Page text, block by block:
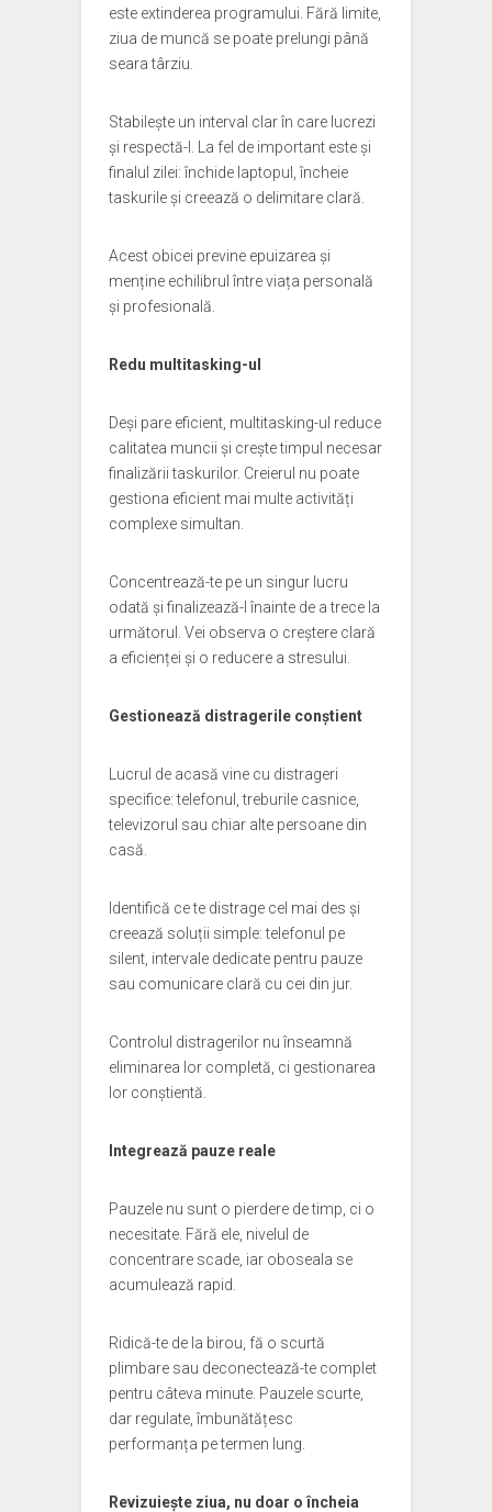
este extinderea programului. Fără limite,
ziua de muncă se poate prelungi până
seara târziu.
Stabilește un interval clar în care lucrezi
și respectă-l. La fel de important este și
finalul zilei: închide laptopul, încheie
taskurile și creează o delimitare clară.
Acest obicei previne epuizarea și
menține echilibrul între viața personală
și profesională.
Redu multitasking-ul
Deși pare eficient, multitasking-ul reduce
calitatea muncii și crește timpul necesar
finalizării taskurilor. Creierul nu poate
gestiona eficient mai multe activități
complexe simultan.
Concentrează-te pe un singur lucru
odată și finalizează-l înainte de a trece la
următorul. Vei observa o creștere clară
a eficienței și o reducere a stresului.
Gestionează distragerile conștient
Lucrul de acasă vine cu distrageri
specifice: telefonul, treburile casnice,
televizorul sau chiar alte persoane din
casă.
Identifică ce te distrage cel mai des și
creează soluții simple: telefonul pe
silent, intervale dedicate pentru pauze
sau comunicare clară cu cei din jur.
Controlul distragerilor nu înseamnă
eliminarea lor completă, ci gestionarea
lor conștientă.
Integrează pauze reale
Pauzele nu sunt o pierdere de timp, ci o
necesitate. Fără ele, nivelul de
concentrare scade, iar oboseala se
acumulează rapid.
Ridică-te de la birou, fă o scurtă
plimbare sau deconectează-te complet
pentru câteva minute. Pauzele scurte,
dar regulate, îmbunătățesc
performanța pe termen lung.
Revizuiește ziua, nu doar o încheia